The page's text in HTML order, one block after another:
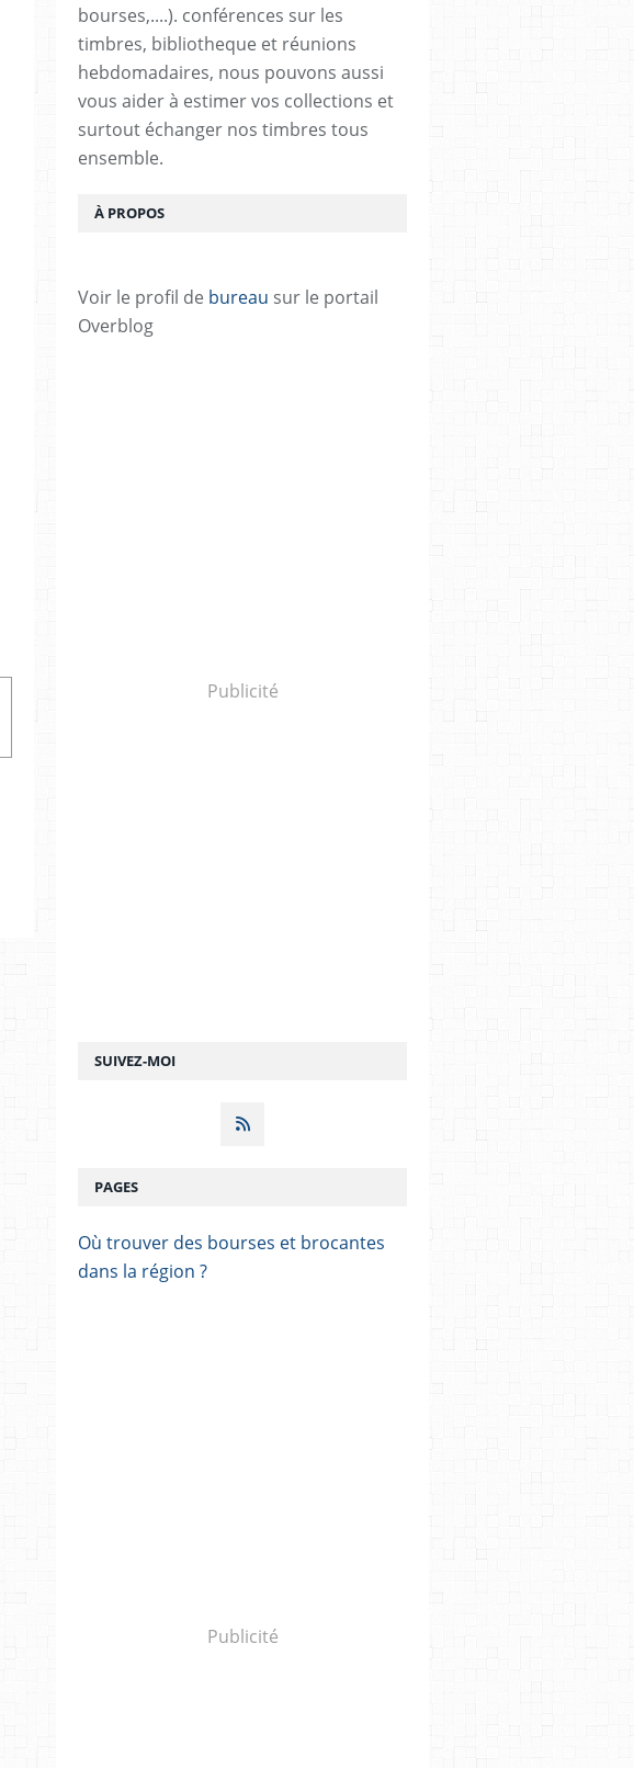
SUIVEZ-MOI
bourses,....). conférences sur les
timbres, bibliotheque et réunions
hebdomadaires, nous pouvons aussi
vous aider à estimer vos collections et
surtout échanger nos timbres tous
ensemble.
À PROPOS
Voir le profil de bureau sur le portail
Overblog
Publicité
PAGES
Où trouver des bourses et brocantes
dans la région ?
Publicité